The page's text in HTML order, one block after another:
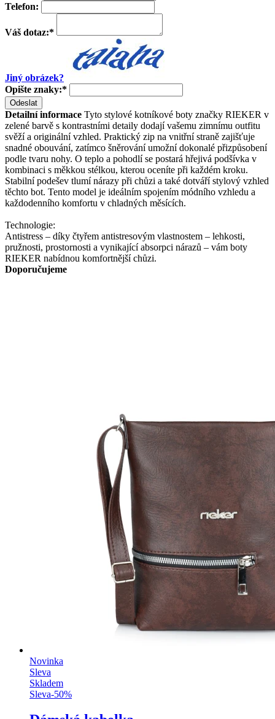
Telefon:
Váš dotaz:*
Jiný obrázek?
Opište znaky:*
Odeslat
Detailní informace Tyto stylové kotníkové boty značky RIEKER v
zelené barvě s kontrastními detaily dodají vašemu zimnímu outfitu
svěží a originální vzhled. Praktický zip na vnitřní straně zajišťuje
snadné obouvání, zatímco šněrování umožní dokonalé přizpůsobení
podle tvaru nohy. O teplo a pohodlí se postará hřejivá podšívka v
kombinaci s měkkou stélkou, kterou oceníte při každém kroku.
Stabilní podešev tlumí nárazy při chůzi a také dotváří stylový vzhled
těchto bot. Tento model je ideálním spojením módního vzhledu a
každodenního komfortu v chladných měsících.
Technologie:
Antistress – díky čtyřem antistresovým vlastnostem – lehkosti,
pružnosti, prostornosti a vynikající absorpci nárazů – vám boty
RIEKER nabídnou komfortnější chůzi.
Doporučujeme
Novinka
Sleva
Skladem
Sleva-50%